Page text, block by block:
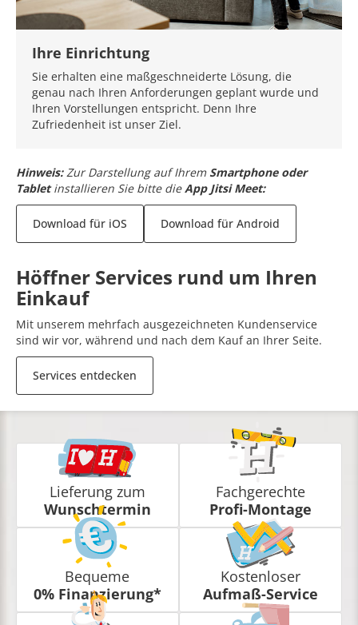
Ihre Einrichtung
Sie erhalten eine maßgeschneiderte Lösung, die
genau nach Ihren Anforderungen geplant wurde und
Ihren Vorstellungen entspricht. Denn Ihre
Zufriedenheit ist unser Ziel.
Hinweis: Zur Darstellung auf Ihrem Smartphone oder
Tabletinstallieren Sie bitte dieApp Jitsi Meet:
Download für iOS Download für Android
Höffner Services rund um Ihren
Einkauf
Mit unserem mehrfach ausgezeichneten Kundenservice
sind wir vor, während und nach dem Kauf an Ihrer Seite.
Services entdecken
Lieferung zum
Wunschtermin
Fachgerechte
Profi-Montage
Bequeme
0% Finanzierung*
Kostenloser
Aufmaß-Service